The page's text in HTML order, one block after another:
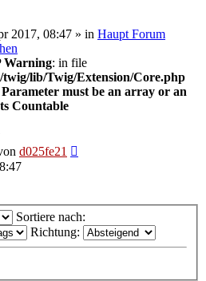
2017, 08:47 » in Haupt Forum
Warning: in file
lib/Twig/Extension/Core.php
must be an array or an
Countable
d025fe21
Sortiere nach:
Richtung: